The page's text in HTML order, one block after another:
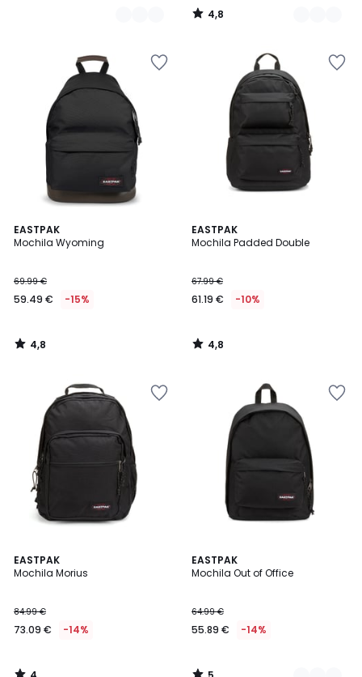
4,8
/
EASTPAK
Mochila Wyoming
69.99 €
59.49 € -15%
4,8
/ 5
4,8
/
EASTPAK
Mochila Padded Double
67.99 €
61.19 € -10%
4,8
/ 5
4,8
/
EASTPAK
Mochila Morius
84.99 €
73.09 € -14%
4
/
EASTPAK
Mochila Out of Office
64.99 €
55.89 € -14%
5
/
2
Colores